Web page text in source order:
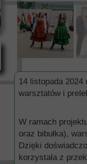
14 listopada 2024
warsztatów i
W ramach
oraz bibułka),
Dzięki
korzystała z